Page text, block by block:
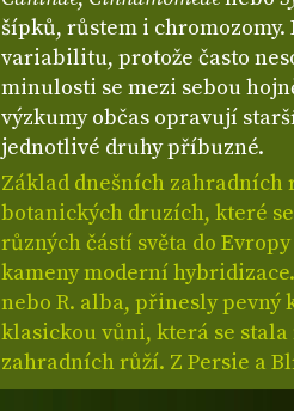
šípků, růstem i
variabilitu, protože často
minulosti se mezi sebou
výzkumy občas opravují
jednotlivé druhy příbuzné.
Základ dnešních zahradních
botanických druzích, které
různých částí světa do
kameny moderní
nebo R. alba, přinesly pevný
klasickou vůni, která se
zahradních růží. Z Persie a